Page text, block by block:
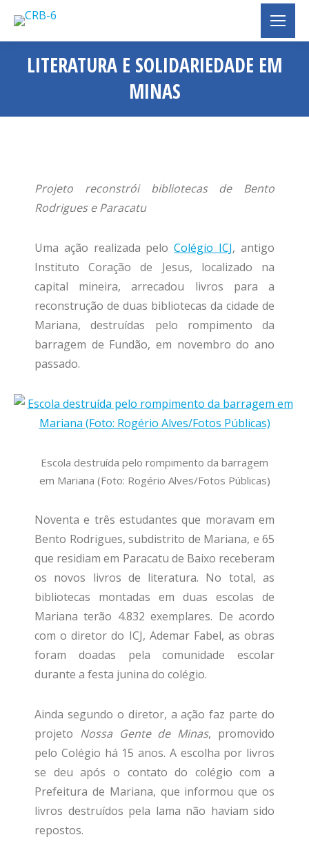
LITERATURA E SOLIDARIEDADE EM
MINAS
Você está aqui:
Projeto reconstrói bibliotecas de Bento
Rodrigues e Paracatu
Uma ação realizada peloColégio ICJ, antigo
Instituto Coração de Jesus, localizado na
capital mineira, arrecadou livros para a
reconstrução de duas bibliotecas da cidade de
Mariana, destruídas pelo rompimento da
barragem de Fundão, em novembro do ano
passado.
Escola destruída pelo rompimento da barragem
em Mariana (Foto: Rogério Alves/Fotos Públicas)
Noventa e três estudantes que moravam em
Bento Rodrigues, subdistrito de Mariana, e 65
que residiam em Paracatu de Baixo receberam
os novos livros de literatura. No total, as
bibliotecas montadas em duas escolas de
Mariana terão 4.832 exemplares. De acordo
com o diretor do ICJ, Ademar Fabel, as obras
foram doadas pela comunidade escolar
durante a festa junina do colégio.
Ainda segundo o diretor, a ação faz parte do
projeto Nossa Gente de Minas, promovido
pelo Colégio há 15 anos. A escolha por livros
se deu após o contato do colégio com a
Prefeitura de Mariana, que informou que os
livros destruídos pela lama não haviam sido
repostos.